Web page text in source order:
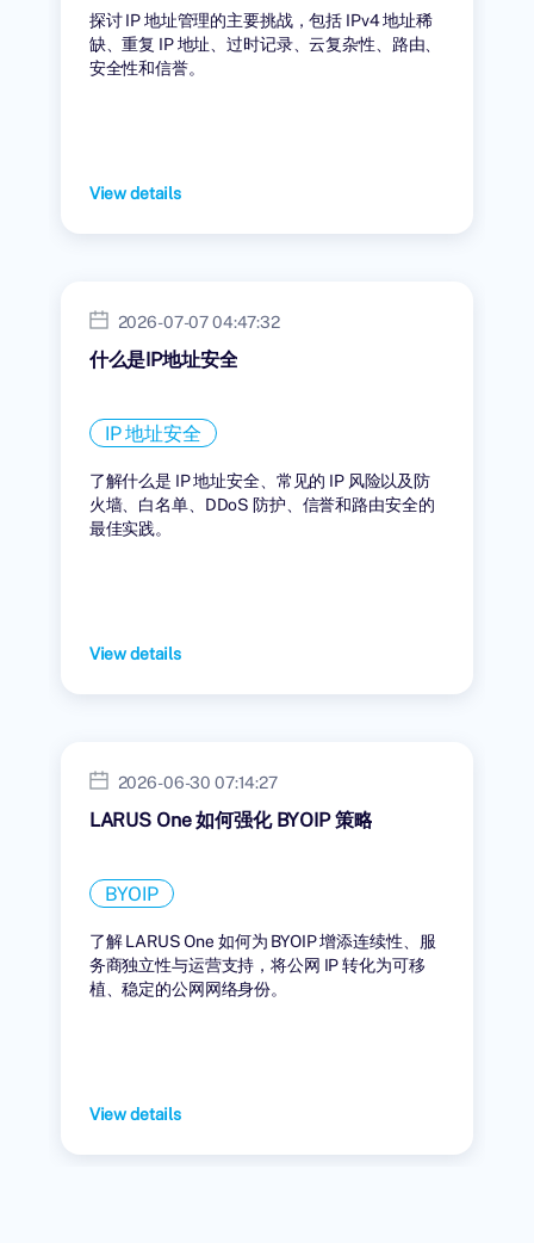
探讨 IP 地址管理的主要挑战，包括 IPv4 地址稀
缺、重复 IP 地址、过时记录、云复杂性、路由、
安全性和信誉。
View details
2026-07-07 04:47:32
什么是IP地址安全
IP 地址安全
了解什么是 IP 地址安全、常见的 IP 风险以及防
火墙、白名单、DDoS 防护、信誉和路由安全的
最佳实践。
View details
2026-06-30 07:14:27
LARUS One 如何强化 BYOIP 策略
BYOIP
了解 LARUS One 如何为 BYOIP 增添连续性、服
务商独立性与运营支持，将公网 IP 转化为可移
植、稳定的公网网络身份。
View details